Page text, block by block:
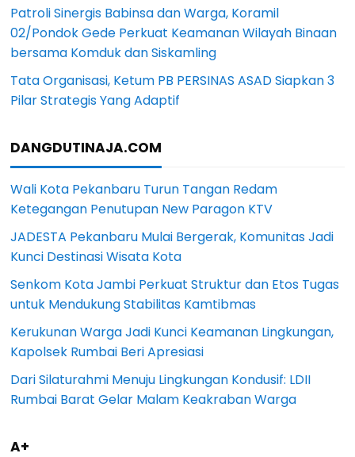
Patroli Sinergis Babinsa dan Warga, Koramil
02/Pondok Gede Perkuat Keamanan Wilayah Binaan
bersama Komduk dan Siskamling
Tata Organisasi, Ketum PB PERSINAS ASAD Siapkan 3
Pilar Strategis Yang Adaptif
DANGDUTINAJA.COM
Wali Kota Pekanbaru Turun Tangan Redam
Ketegangan Penutupan New Paragon KTV
JADESTA Pekanbaru Mulai Bergerak, Komunitas Jadi
Kunci Destinasi Wisata Kota
Senkom Kota Jambi Perkuat Struktur dan Etos Tugas
untuk Mendukung Stabilitas Kamtibmas
Kerukunan Warga Jadi Kunci Keamanan Lingkungan,
Kapolsek Rumbai Beri Apresiasi
Dari Silaturahmi Menuju Lingkungan Kondusif: LDII
Rumbai Barat Gelar Malam Keakraban Warga
A+